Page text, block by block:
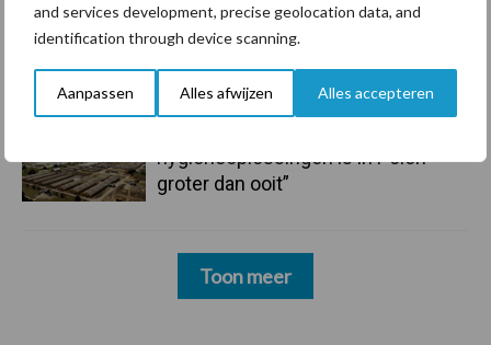
and services development, precise geolocation data, and
identification through device scanning.
Aanpassen Alles afwijzen Alles accepteren
Tien praktische tips voor een
langere levensduur
hygieneoplossingen is in Polen
groter dan ooit”
Toon meer